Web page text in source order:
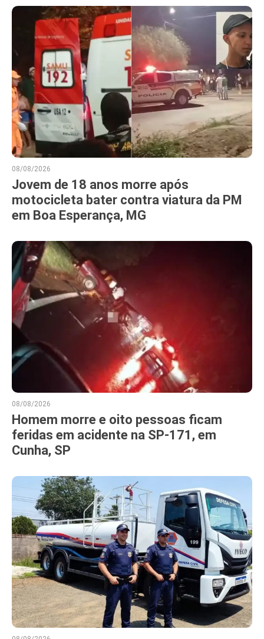
08/08/2026
Jovem de 18 anos morre após
motocicleta bater contra viatura da PM
em Boa Esperança, MG
08/08/2026
Homem morre e oito pessoas ficam
feridas em acidente na SP-171, em
Cunha, SP